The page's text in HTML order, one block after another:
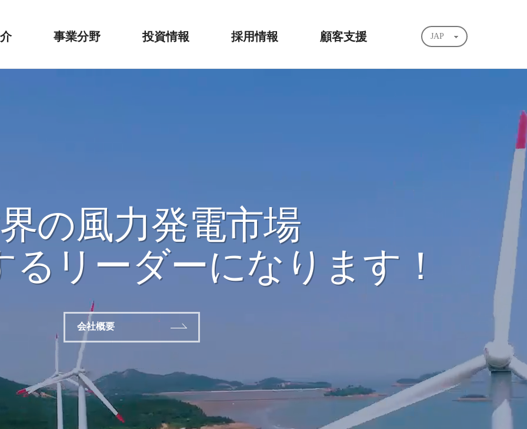
事業分野 投資情報 採用情報 顧客支援
JAP
ENG
の風力発電市場
リーダーになります！
会社概要